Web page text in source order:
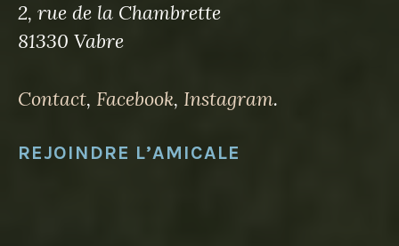
2, rue de la Chambrette
81330 Vabre
Contact, Facebook, Instagram.
REJOINDRE L’AMICALE